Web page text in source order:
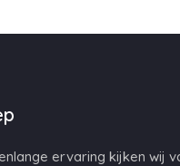
ervaring kijken wij